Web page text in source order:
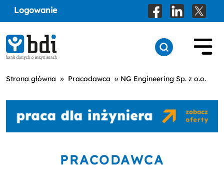
Logowanie
Strona główna » Pracodawca » NG Engineering Sp. z o.o.
PRACODAWCA